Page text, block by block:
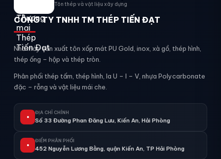
Tôn thép và vật liệu xây dựng
CÔNG TY TNHH TM THÉP TIẾN ĐẠT
Nhà máy sản xuất tôn xốp mát PU Gold, inox, xà gồ, thép hình,
thép ống – hộp và thép tròn.
Phân phối thép tấm, thép hình, la U – I – V, nhựa Polycarbonate
đặc – rỗng và vật liệu mái che.
●
ĐỊA CHỈ CHÍNH
Số 33 Đường Phan Đăng Lưu, Kiến An, Hải Phòng
●
ĐIỂM PHÂN PHỐI
452 Nguyễn Lương Bằng, quận Kiến An, TP Hải Phòng